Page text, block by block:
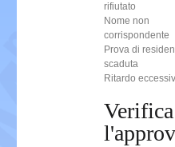
rifiutato
Nome non
corrispondente
Prova di
scaduta
Ritardo